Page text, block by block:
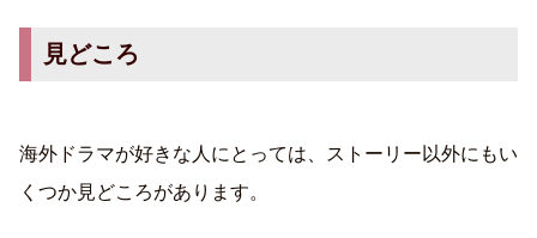
見どころ
海外ドラマが好きな人にとっては、ストーリー以外にもい
くつか見どころがあります。